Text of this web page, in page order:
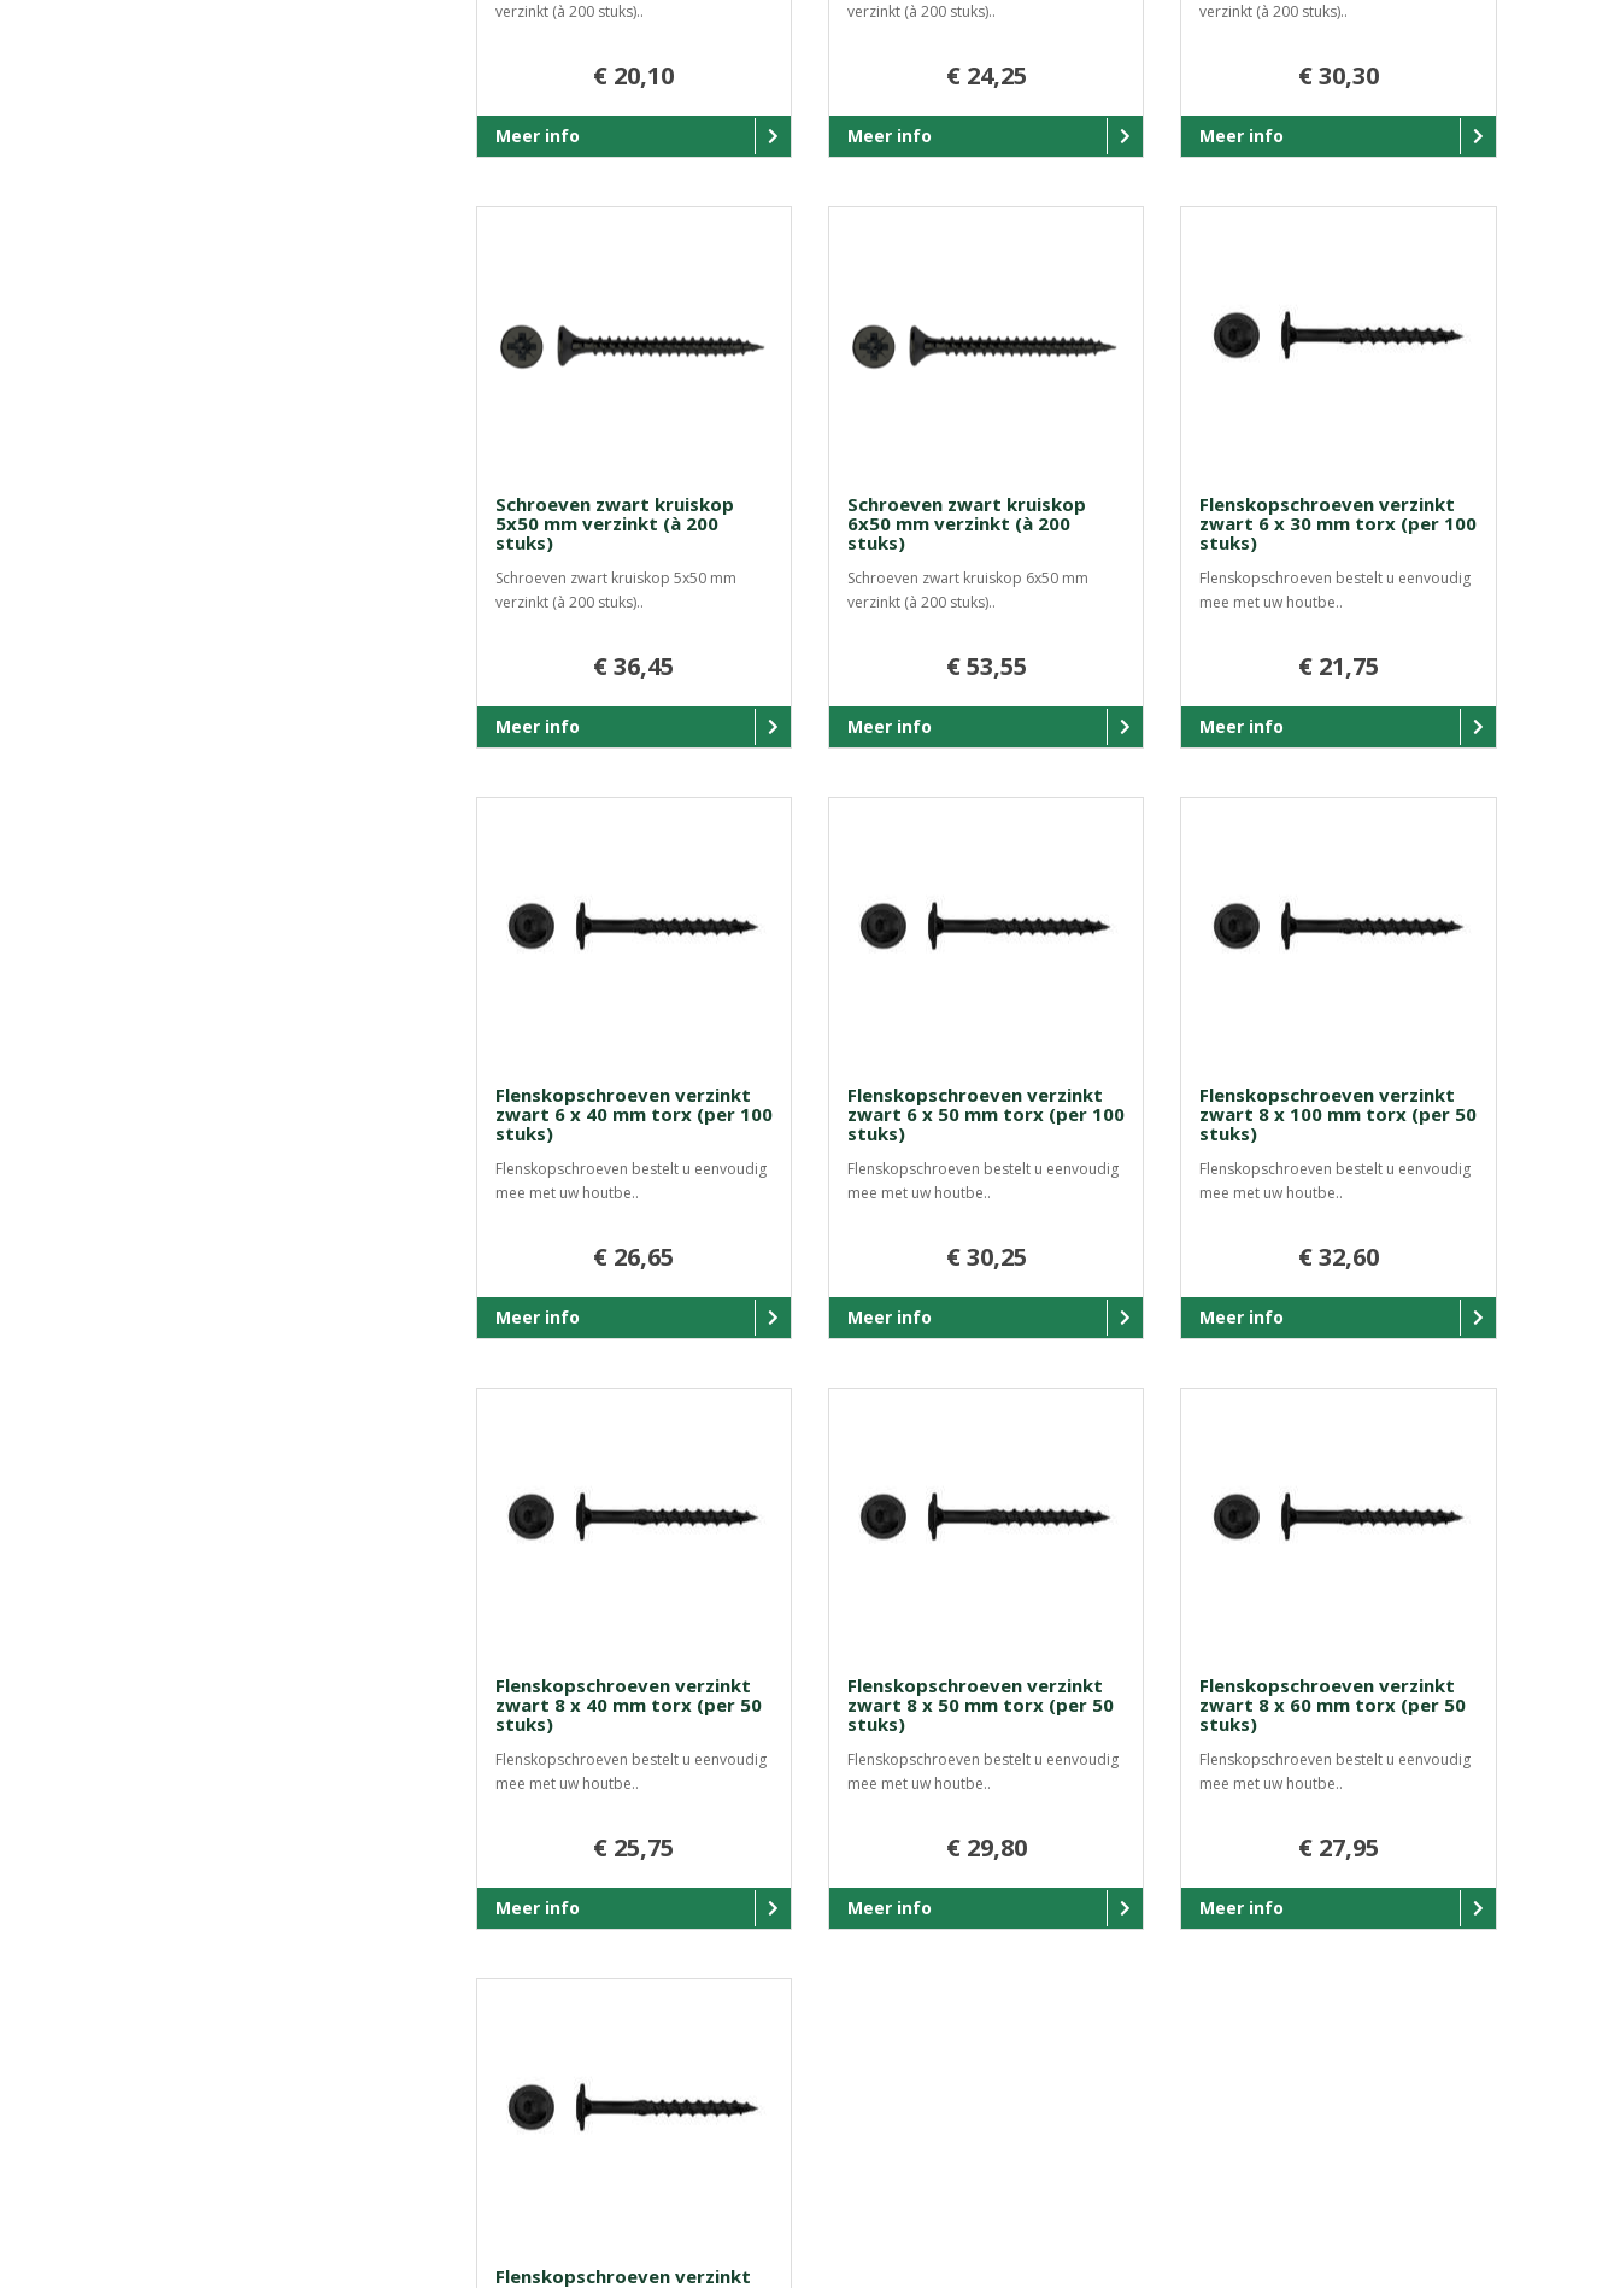
verzinkt (à 200 stuks)..
€ 20,10
Meer info
verzinkt (à 200 stuks)..
€ 24,25
Meer info
verzinkt (à 200 stuks)..
€ 30,30
Meer info
Schroeven zwart kruiskop
5x50 mm verzinkt (à 200
stuks)
Schroeven zwart kruiskop 5x50 mm
verzinkt (à 200 stuks)..
€ 36,45
Meer info
Schroeven zwart kruiskop
6x50 mm verzinkt (à 200
stuks)
Schroeven zwart kruiskop 6x50 mm
verzinkt (à 200 stuks)..
€ 53,55
Meer info
Flenskopschroeven verzinkt
zwart 6 x 30 mm torx (per 100
stuks)
Flenskopschroeven bestelt u eenvoudig
mee met uw houtbe..
€ 21,75
Meer info
Flenskopschroeven verzinkt
zwart 6 x 40 mm torx (per 100
stuks)
Flenskopschroeven bestelt u eenvoudig
mee met uw houtbe..
€ 26,65
Meer info
Flenskopschroeven verzinkt
zwart 6 x 50 mm torx (per 100
stuks)
Flenskopschroeven bestelt u eenvoudig
mee met uw houtbe..
€ 30,25
Meer info
Flenskopschroeven verzinkt
zwart 8 x 100 mm torx (per 50
stuks)
Flenskopschroeven bestelt u eenvoudig
mee met uw houtbe..
€ 32,60
Meer info
Flenskopschroeven verzinkt
zwart 8 x 40 mm torx (per 50
stuks)
Flenskopschroeven bestelt u eenvoudig
mee met uw houtbe..
€ 25,75
Meer info
Flenskopschroeven verzinkt
zwart 8 x 50 mm torx (per 50
stuks)
Flenskopschroeven bestelt u eenvoudig
mee met uw houtbe..
€ 29,80
Meer info
Flenskopschroeven verzinkt
zwart 8 x 60 mm torx (per 50
stuks)
Flenskopschroeven bestelt u eenvoudig
mee met uw houtbe..
€ 27,95
Meer info
Flenskopschroeven verzinkt